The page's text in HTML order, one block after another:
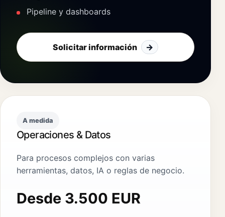
Pipeline y dashboards
Solicitar información →
A medida
Operaciones & Datos
Para procesos complejos con varias
herramientas, datos, IA o reglas de negocio.
Desde 3.500 EUR